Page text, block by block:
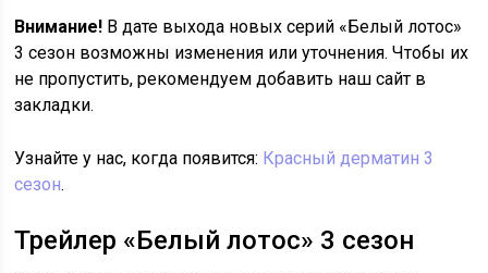
Внимание! В дате выхода новых серий «Белый лотос»
3 сезон возможны изменения или уточнения. Чтобы их
не пропустить, рекомендуем добавить наш сайт в
закладки.
Узнайте у нас, когда появится: Красный дерматин 3
сезон.
Трейлер «Белый лотос» 3 сезон